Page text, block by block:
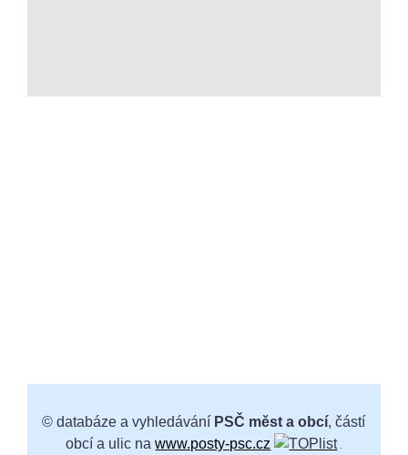
© databáze a vyhledávání PSČ měst a obcí, částí
obcí a ulic nawww.posty-psc.cz